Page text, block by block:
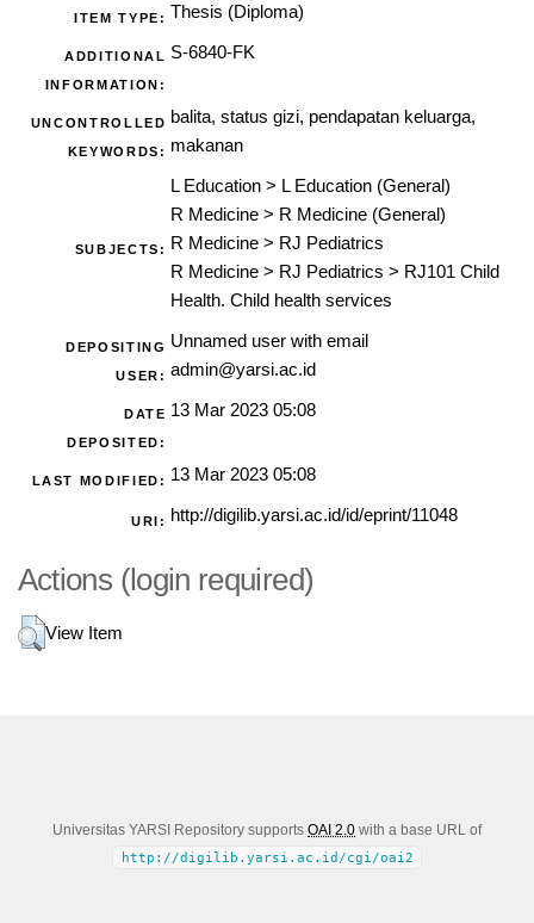
ITEM TYPE: Thesis (Diploma)
ADDITIONAL
INFORMATION:
S-6840-FK
UNCONTROLLED
KEYWORDS:
balita, status gizi, pendapatan keluarga,
makanan
SUBJECTS:
L Education> L Education (General)
R Medicine> R Medicine (General)
R Medicine> RJ Pediatrics
R Medicine> RJ Pediatrics > RJ101 Child
Health. Child health services
DEPOSITING
USER:
Unnamed user with email
admin@yarsi.ac.id
DATE
DEPOSITED:
13 Mar 2023 05:08
LAST MODIFIED: 13 Mar 2023 05:08
URI: http://digilib.yarsi.ac.id/id/eprint/11048
Actions (login required)
View Item
Universitas YARSI Repository supports OAI 2.0 with a base URL of
http://digilib.yarsi.ac.id/cgi/oai2